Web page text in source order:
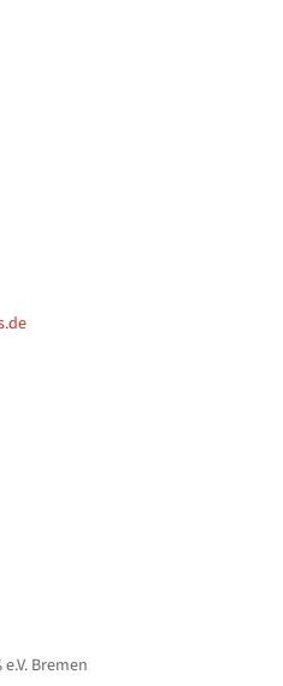
Bremen